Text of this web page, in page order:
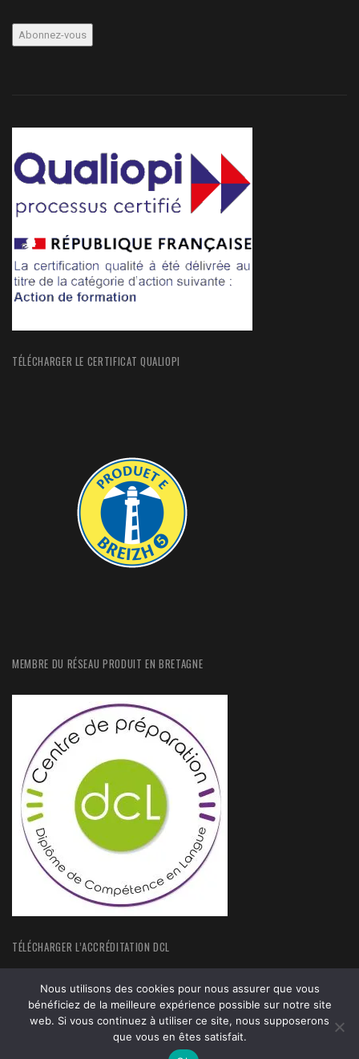
TÉLÉCHARGER LE CERTIFICAT QUALIOPI
MEMBRE DU RÉSEAU PRODUIT EN BRETAGNE
TÉLÉCHARGER L’ACCRÉDITATION DCL
FORMATIONS
Nous utilisons des cookies pour nous assurer que vous
bénéficiez de la meilleure expérience possible sur notre site
web. Si vous continuez à utiliser ce site, nous supposerons
que vous en êtes satisfait.